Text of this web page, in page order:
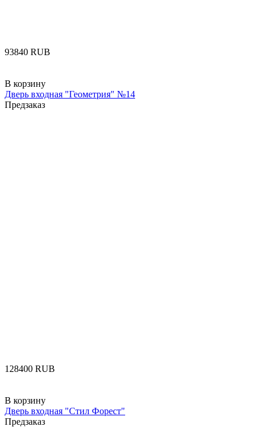
‍93840‍ RUB
В корзину
Дверь входная "Геометрия" №14
Предзаказ
‍128400‍ RUB
В корзину
Дверь входная "Стил Форест"
Предзаказ